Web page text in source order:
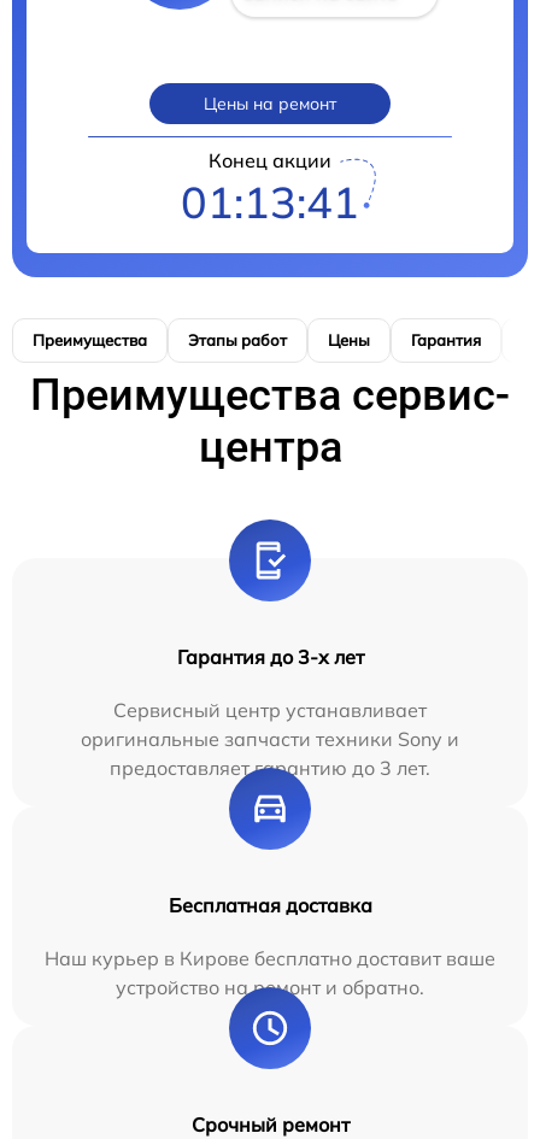
Цены на ремонт
Конец акции
01:13:40
Преимущества Этапы работ Цены Гарантия
Преимущества сервис-
центра
Гарантия до 3-х лет
Сервисный центр устанавливает
оригинальные запчасти техники Sony и
предоставляет гарантию до 3 лет.
Бесплатная доставка
Наш курьер в Кирове бесплатно доставит ваше
устройство на ремонт и обратно.
Срочный ремонт